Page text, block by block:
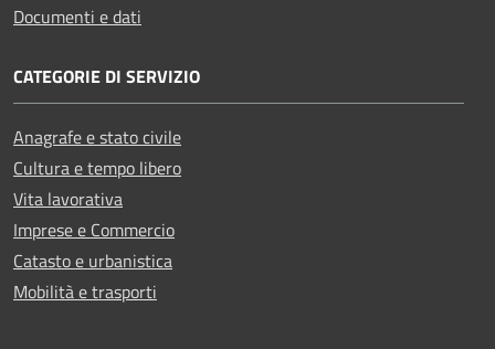
Documenti e dati
CATEGORIE DI SERVIZIO
Anagrafe e stato civile
Cultura e tempo libero
Vita lavorativa
Imprese e Commercio
Catasto e urbanistica
Mobilità e trasporti